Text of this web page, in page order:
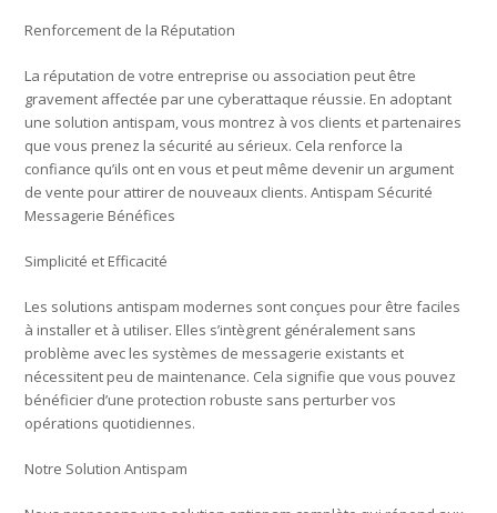
Renforcement de la Réputation
La réputation de votre entreprise ou association peut être
gravement affectée par une cyberattaque réussie. En adoptant
une solution antispam, vous montrez à vos clients et partenaires
que vous prenez la sécurité au sérieux. Cela renforce la
confiance qu’ils ont en vous et peut même devenir un argument
de vente pour attirer de nouveaux clients. Antispam Sécurité
Messagerie Bénéfices
Simplicité et Efficacité
Les solutions antispam modernes sont conçues pour être faciles
à installer et à utiliser. Elles s’intègrent généralement sans
problème avec les systèmes de messagerie existants et
nécessitent peu de maintenance. Cela signifie que vous pouvez
bénéficier d’une protection robuste sans perturber vos
opérations quotidiennes.
Notre Solution Antispam